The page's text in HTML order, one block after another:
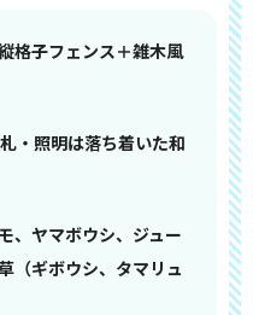
格子フェンス＋雑木風
・照明は落ち着いた和
、ヤマボウシ、ジュー
（ギボウシ、タマリュ